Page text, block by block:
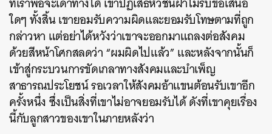
ใดๆ ทั้งสิ้น เขายอมรับความผิดและยอมรับโทษตามที่ถูก
กล่าวหา แต่อย่าได้หวังว่าเขาจะออกมาแถลงต่อสังคม
ด้วยสีหน้าโศกสลดว่า “ผมผิดไปแล้ว” และหลังจากนั้นก็
เข้าสู่กระบวนการขัดเกลาทางสังคมและบำเพ็ญ
สาธารณประโยชน์ รอเวลาให้สังคมอ้าแขนต้อนรับเขาอีก
ครั้งหนึ่ง ซึ่งเป็นสิ่งที่เขาไม่อาจยอมรับได้ ดังที่เขาคุยเรื่อง
นี้กับลูกสาวของเขาในภายหลังว่า